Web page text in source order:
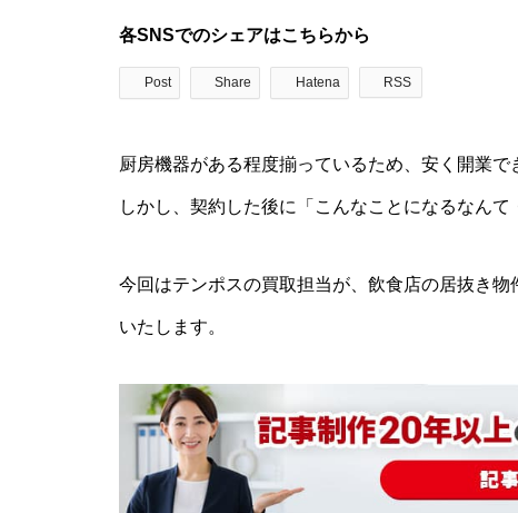
各SNSでのシェアはこちらから
Post Share Hatena RSS
厨房機器がある程度揃っているため、安く開業で
しかし、契約した後に「こんなことになるなん
今回はテンポスの買取担当が、飲食店の居抜き
いたします。